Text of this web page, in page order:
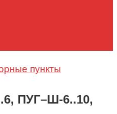
пункты
ПУГ–Ш-6..10,